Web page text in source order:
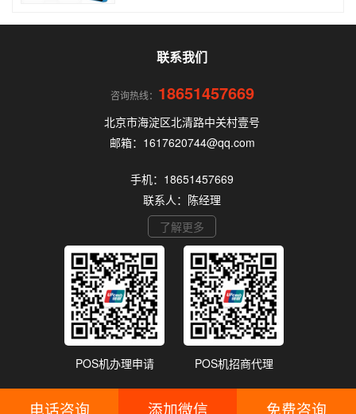
联系我们
咨询热线： 18651457669
北京市海淀区北清路中关村壹号
邮箱：1617620744@qq.com
手机：18651457669
联系人：陈经理
了解更多
POS机办理申请 POS机招商代理
电话咨询 添加微信 免费咨询